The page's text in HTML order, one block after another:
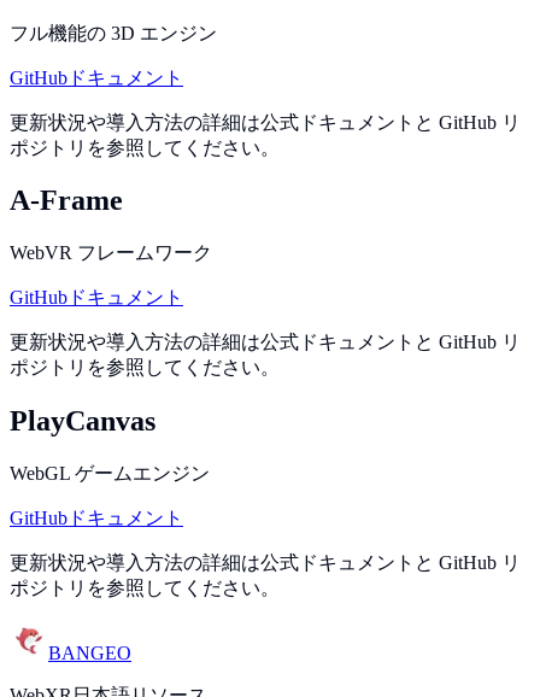
フル機能の 3D エンジン
GitHub ドキュメント
更新状況や導入方法の詳細は公式ドキュメントと GitHub リ
ポジトリを参照してください。
A-Frame
WebVR フレームワーク
GitHub ドキュメント
更新状況や導入方法の詳細は公式ドキュメントと GitHub リ
ポジトリを参照してください。
PlayCanvas
WebGL ゲームエンジン
GitHub ドキュメント
更新状況や導入方法の詳細は公式ドキュメントと GitHub リ
ポジトリを参照してください。
BANGEO